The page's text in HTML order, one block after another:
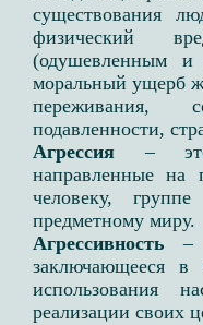
существования
физический
(одушевленным и
моральный ущерб
переживания,
подавленности,
Агрессия – это
направленные на
человеку,
предметному миру. ​
Агрессивность–
заключающееся в
использования
реализации своих